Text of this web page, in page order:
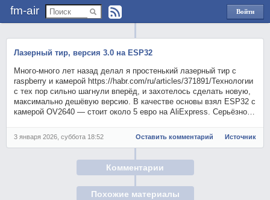
fm-air
Войти
через
Лазерный тир, версия 3.0 на ESP32
Много-много лет назад делал я простенький лазерный тир с
raspberry и камерой https://habr.com/ru/articles/371891/Технологии
с тех пор сильно шагнули вперёд, и захотелось сделать новую,
максимально дешёвую версию. В качестве основы взял ESP32 с
камерой OV2640 — стоит около 5 евро на AliExpress. Серьёзно…
3 января 2026, суббота 18:52 Оставить комментарий Источник
Комментарии
Похожие материалы